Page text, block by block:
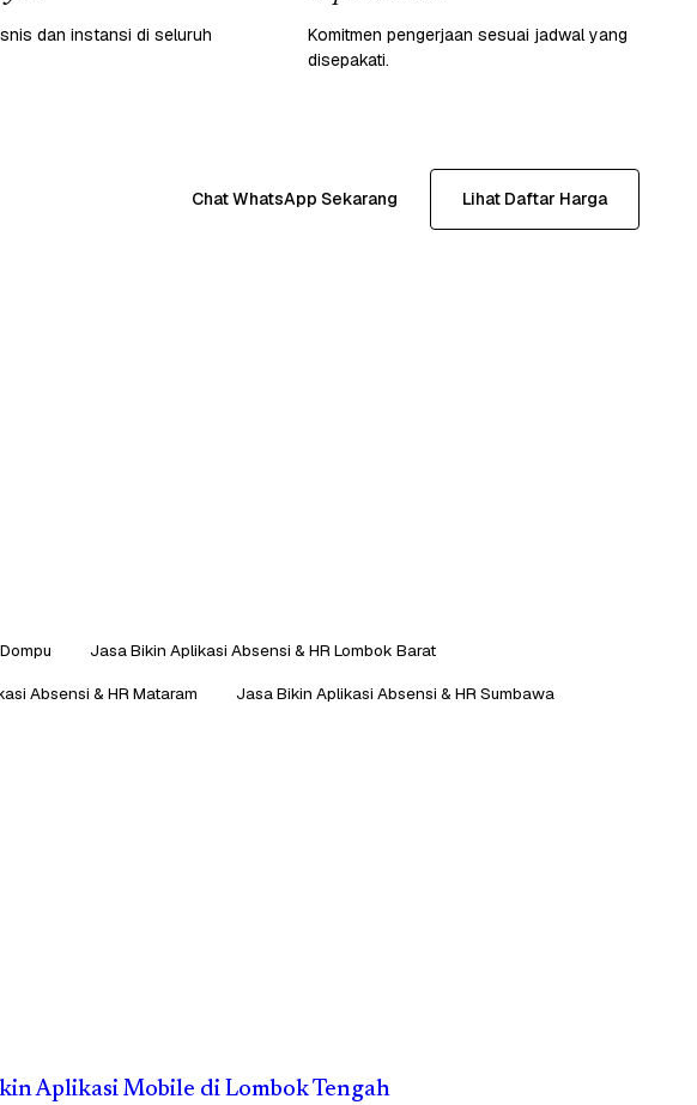
dan instansi di seluruh
Komitmen pengerjaan sesuai jadwal yang
disepakati.
Chat WhatsApp Sekarang Lihat Daftar Harga
Jasa Bikin Aplikasi Absensi & HR Lombok Barat
Absensi & HR Mataram Jasa Bikin Aplikasi Absensi & HR Sumbawa
Aplikasi Mobile di Lombok Tengah